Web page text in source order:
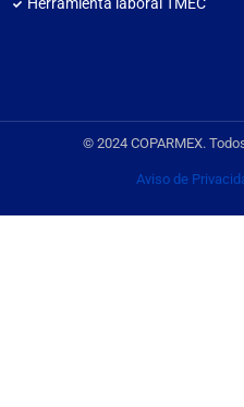
© 2024 COPARMEX.
Aviso de